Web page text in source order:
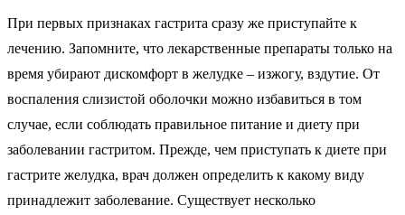
При первых признаках гастрита сразу же приступайте к
лечению. Запомните, что лекарственные препараты только на
время убирают дискомфорт в желудке – изжогу, вздутие. От
воспаления слизистой оболочки можно избавиться в том
случае, если соблюдать правильное питание и диету при
заболевании гастритом. Прежде, чем приступать к диете при
гастрите желудка, врач должен определить к какому виду
принадлежит заболевание. Существует несколько